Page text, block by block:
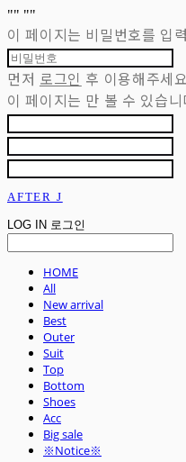
"" ""
이 페이지는 비밀번호를 입
먼저 로그인 후 이용해주세
이 페이지는 만 볼 수 있습
AFTER J
LOG IN 로그인
HOME
All
New arrival
Best
Outer
Suit
Top
Bottom
Shoes
Acc
Big sale
※Notice※